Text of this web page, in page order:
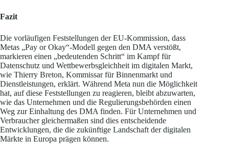
Fazit
Die vorläufigen Feststellungen der EU-Kommission, dass
Metas „Pay or Okay“-Modell gegen den DMA verstößt,
markieren einen „bedeutenden Schritt“ im Kampf für
Datenschutz und Wettbewerbsgleichheit im digitalen Markt,
wie Thierry Breton, Kommissar für Binnenmarkt und
Dienstleistungen, erklärt. Während Meta nun die Möglichkeit
hat, auf diese Feststellungen zu reagieren, bleibt abzuwarten,
wie das Unternehmen und die Regulierungsbehörden einen
Weg zur Einhaltung des DMA finden. Für Unternehmen und
Verbraucher gleichermaßen sind dies entscheidende
Entwicklungen, die die zukünftige Landschaft der digitalen
Märkte in Europa prägen können.